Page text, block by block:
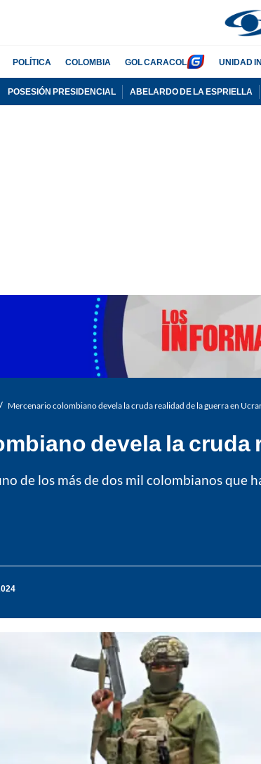
POLÍTICA COLOMBIA GOL CARACOL UNIDAD
POSESIÓN PRESIDENCIAL ABELARDO DE LA ESPRIELLA
/ Mercenario colombiano devela la cruda realidad de la guerra en
devela la cruda
de los más de dos mil colombianos